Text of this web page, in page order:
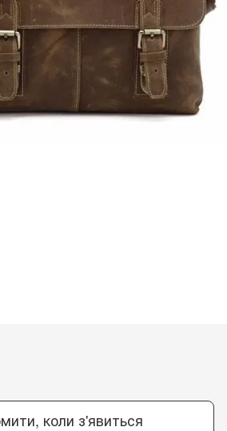
коли з'явиться